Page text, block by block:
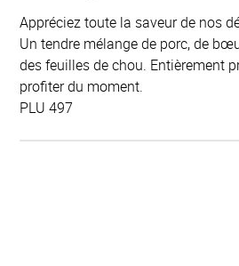
Appréciez toute la saveur de nos
Un tendre mélange de porc, de
des feuilles de chou. Entièrement
profiter du moment.
PLU 497